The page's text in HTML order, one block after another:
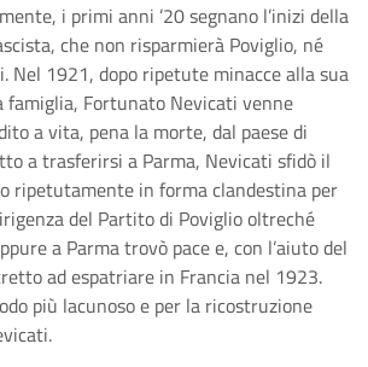
i primi anni ’20 segnano l’inizi della
che non risparmierà Poviglio, né
Nel 1921, dopo ripetute minacce alla sua
famiglia, Fortunato Nevicati venne
a vita, pena la morte, dal paese di
a trasferirsi a Parma, Nevicati sfidò il
ripetutamente in forma clandestina per
del Partito di Poviglio oltreché
a Parma trovò pace e, con l’aiuto del
ad espatriare in Francia nel 1923.
più lacunoso e per la ricostruzione